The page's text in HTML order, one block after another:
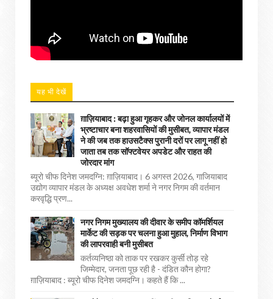
यह भी देखें
ग़ाज़ियाबाद : बढ़ा हुआ गृहकर और जोनल कार्यालयों में
भ्रष्टाचार बना शहरवासियों की मुसीबत, व्यापार मंडल
ने की जब तक हाउसटैक्स पुरानी दरों पर लागू नहीं हो
जाता तब तक सॉफ्टवेयर अपडेट और राहत की
जोरदार मांग
ब्यूरो चीफ दिनेश जमदग्नि: ग़ाज़ियाबाद। 6 अगस्त 2026, गाजियाबाद
उद्योग व्यापार मंडल के अध्यक्ष अवधेश शर्मा ने नगर निगम की वर्तमान
करवृद्धि प्रण...
नगर निगम मुख्यालय की दीवार के समीप कॉमर्शियल
मार्केट की सड़क पर चलना हुआ मुहाल, निर्माण विभाग
की लापरवाही बनी मुसीबत
कर्तव्यनिष्ठा को ताक पर रखकर कुर्सी तोड़ रहे
जिम्मेदार, जनता पूछ रही है - दंडित कौन होगा?
ग़ाज़ियाबाद : ब्यूरो चीफ दिनेश जमदग्नि। कहते हैं कि ...